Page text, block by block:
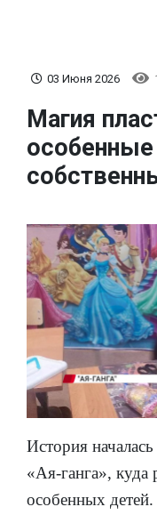
03 Июня 2026
Магия
История
«Ая-ганга», куда
особенных детей.